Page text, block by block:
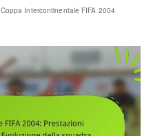
Intercontinentale FIFA 2004